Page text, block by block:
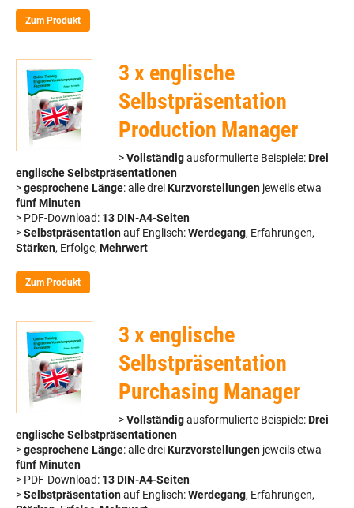
Zum Produkt
3 x englische
Selbstpräsentation
Production Manager
>Vollständigausformulierte Beispiele:Drei
englische Selbstpräsentationen
>gesprochene Länge: alle dreiKurzvorstellungen jeweils etwa
fünf Minuten
> PDF-Download: 13 DIN-A4-Seiten
>Selbstpräsentationauf Englisch:Werdegang, Erfahrungen,
Stärken, Erfolge, Mehrwert
Zum Produkt
3 x englische
Selbstpräsentation
Purchasing Manager
>Vollständigausformulierte Beispiele:Drei
englische Selbstpräsentationen
>gesprochene Länge: alle dreiKurzvorstellungen jeweils etwa
fünf Minuten
> PDF-Download: 13 DIN-A4-Seiten
>Selbstpräsentationauf Englisch:Werdegang, Erfahrungen,